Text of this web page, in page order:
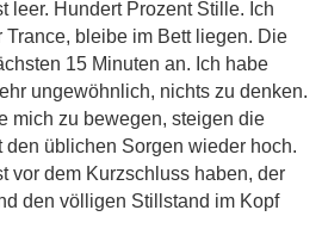
leer. Hundert Prozent Stille. Ich
bleibe im Bett liegen. Die
15 Minuten an. Ich habe
ungewöhnlich, nichts zu denken.
mich zu bewegen, steigen die
den üblichen Sorgen wieder hoch.
vor dem Kurzschluss haben, der
den völligen Stillstand im Kopf